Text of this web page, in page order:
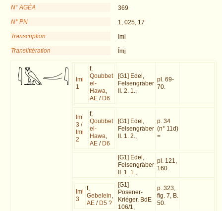
N° AGÉA
369
N° PN
1, 025, 17
Transcription
Imi
Translittération
Ỉmj
Imi
1
f,
Qoubbet
el-
Hawa
AE / D6
[G1] Edel,
Felsengräber
II. 2. 1.,
pl. 69-
70.
Im
3 /
Imi
2
f,
Qoubbet
el-
Hawa
AE / D6
[G1] Edel,
Felsengräber
II. 1. 2.,
p. 34
(n° 11d)
=
[G1] Edel,
Felsengräber
II. 1. 1.,
pl. 121,
160.
Imi
3
f,
Gebelein
AE / D5 ?
[G1]
Posener-
Kriéger, BdE
106/1,
p. 323,
fig. 7, B.
50.